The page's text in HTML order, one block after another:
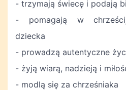
- trzymają świecę i podają
- pomagają w
dziecka
- prowadzą autentyczne
- żyją wiarą, nadzieją i
- modlą się za chrześniaka